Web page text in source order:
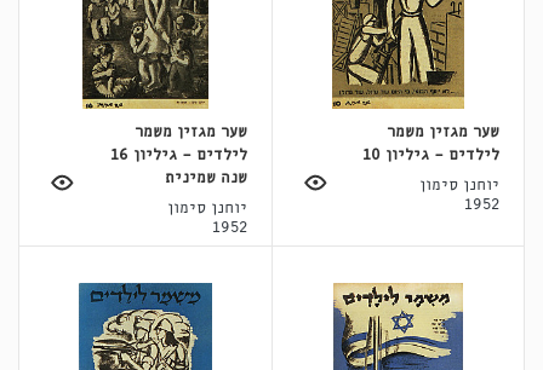
שער מגזין משמר
לילדים - גיליון 10
יוחנן סימון
1952
שער מגזין משמר
לילדים - גיליון 16
שנה שמינית
יוחנן סימון
1952